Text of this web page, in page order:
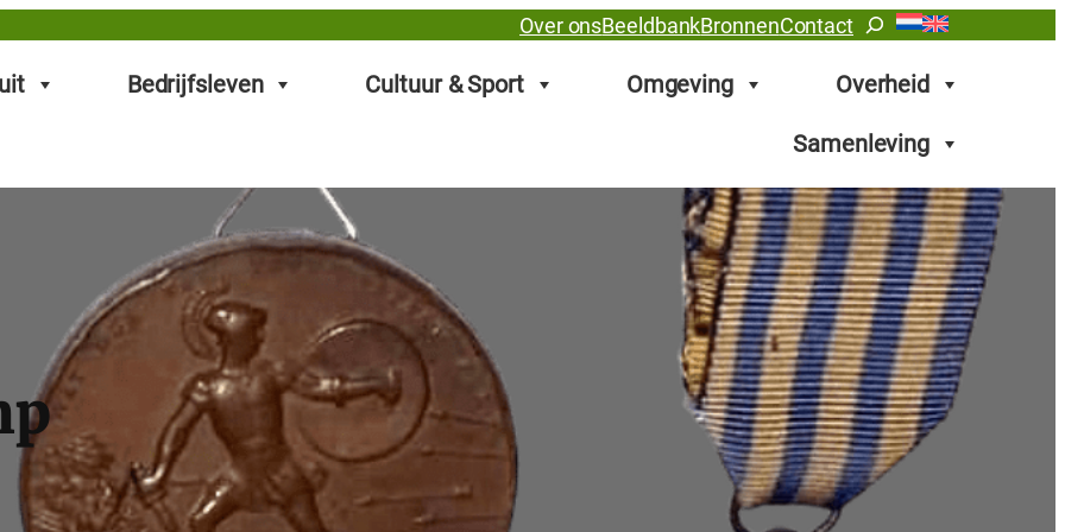
Over onsBeeldbankBronnenContactZoeken
Bedrijfsleven Cultuur & Sport Omgeving Overheid
Samenleving